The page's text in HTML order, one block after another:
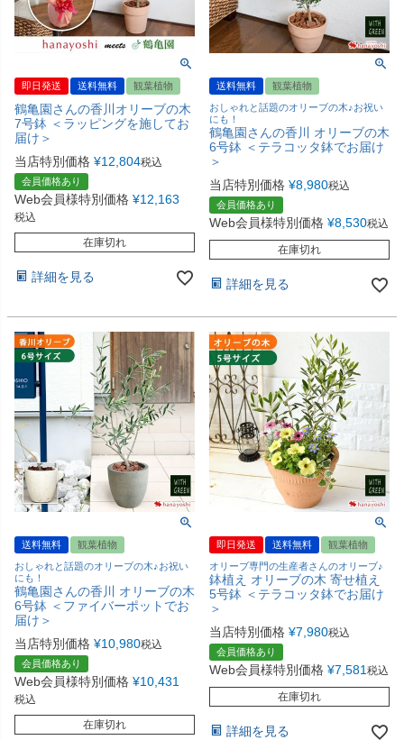
即日発送 送料無料 観葉植物
鶴亀園さんの香川オリーブの木
7号鉢 ＜ラッピングを施してお
届け＞
当店特別価格 ¥12,804税込
会員価格あり
Web会員様特別価格 ¥12,163
税込
在庫切れ
詳細を見る
送料無料
観葉植物
おしゃれと話題のオリーブの木♪お祝い
にも！
鶴亀園さんの香川 オリーブの木
6号鉢 ＜テラコッタ鉢でお届け
＞
当店特別価格 ¥8,980税込
会員価格あり
Web会員様特別価格 ¥8,530税込
在庫切れ
詳細を見る
送料無料
観葉植物
おしゃれと話題のオリーブの木♪お祝い
にも！
鶴亀園さんの香川 オリーブの木
6号鉢 ＜ファイバーポットでお
届け＞
当店特別価格 ¥10,980税込
会員価格あり
Web会員様特別価格 ¥10,431
税込
在庫切れ
即日発送 送料無料
観葉植物
オリーブ専門の生産者さんのオリーブ♪
鉢植え オリーブの木 寄せ植え
5号鉢 ＜テラコッタ鉢でお届け
＞
当店特別価格 ¥7,980税込
会員価格あり
Web会員様特別価格 ¥7,581 税込
在庫切れ
詳細を見る